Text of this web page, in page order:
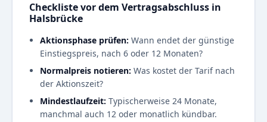
Checkliste vor dem Vertragsabschluss in
Halsbrücke
Aktionsphase prüfen: Wann endet der günstige
Einstiegspreis, nach 6 oder 12 Monaten?
Normalpreis notieren: Was kostet der Tarif nach
der Aktionszeit?
Mindestlaufzeit: Typischerweise 24 Monate,
manchmal auch 12 oder monatlich kündbar.